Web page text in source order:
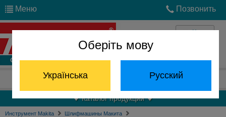
Оберіть мову
Українська Русский
Меню Позвонить
Войти
Отдел запчастей: (068) 824-24-24
Каталог продукции
Инструмент Makita
Шлифмашины Макита